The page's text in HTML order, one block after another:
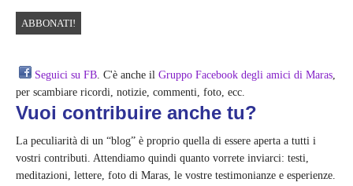
Seguici su FB. C'è anche il Gruppo Facebook degli amici di Maras,
per scambiare ricordi, notizie, commenti, foto, ecc.
Vuoi contribuire anche tu?
La peculiarità di un “blog” è proprio quella di essere aperta a tutti i
vostri contributi. Attendiamo quindi quanto vorrete inviarci: testi,
meditazioni, lettere, foto di Maras, le vostre testimonianze e esperienze.